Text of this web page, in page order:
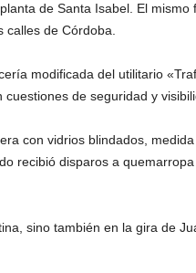
de Santa Isabel. El
de Córdoba.
modificada del utilitario
de seguridad y
con vidrios blindados,
recibió disparos a
sino también en la gira de